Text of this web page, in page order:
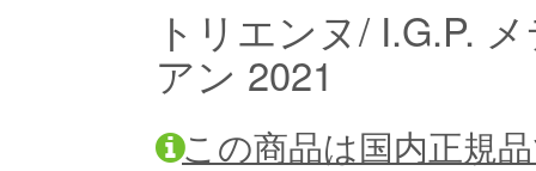
トリエンヌ/ I.G.P.
アン 2021
この商品は国内正規